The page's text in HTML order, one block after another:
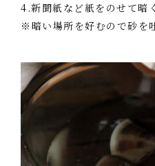
4.新聞紙など紙をのせて暗
※暗い場所を好むので砂を